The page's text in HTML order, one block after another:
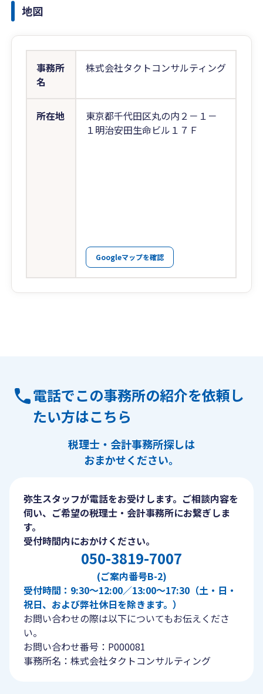
地図
事務所
名
株式会社タクトコンサルティング
所在地
東京都千代田区丸の内２－１－
１明治安田生命ビル１７Ｆ
Googleマップを確認
電話でこの事務所の紹介を依頼し
たい方はこちら
税理士・会計事務所探しは
おまかせください。
弥生スタッフが電話をお受けします。ご相談内容を
伺い、ご希望の税理士・会計事務所にお繋ぎしま
す。
受付時間内におかけください。
050-3819-7007
(ご案内番号B-2)
受付時間：9:30〜12:00／13:00〜17:30（土・日・
祝日、および弊社休日を除きます。）
お問い合わせの際は以下についてもお伝えくださ
い。
お問い合わせ番号：P000081
事務所名：株式会社タクトコンサルティング